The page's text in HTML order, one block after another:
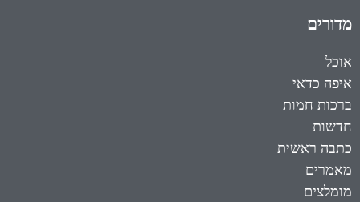
מדורים
אוכל
איפה כדאי
ברכות חמות
חדשות
כתבה ראשית
מאמרים
מומלצים